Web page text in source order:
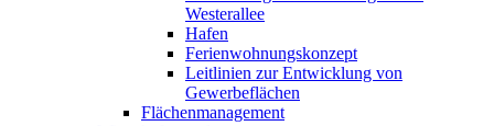
Westerallee
Hafen
Ferienwohnungskonzept
Leitlinien zur Entwicklung von
Gewerbeflächen
Flächenmanagement